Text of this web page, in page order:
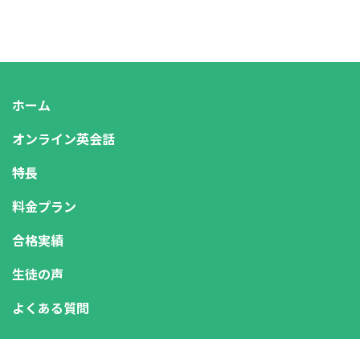
ホーム
オンライン英会話
特長
料金プラン
合格実績
生徒の声
よくある質問